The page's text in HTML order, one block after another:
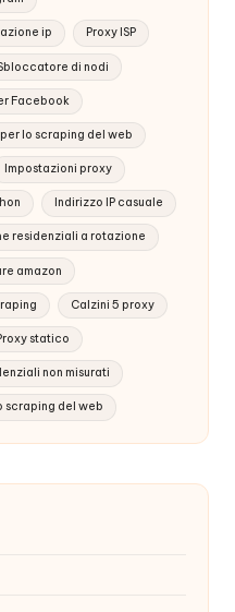
ip Proxy ISP
di nodi
Facebook
per lo scraping del web
Impostazioni proxy
Indirizzo IP casuale
residenziali a rotazione
amazon
Calzini 5 proxy
statico
non misurati
scraping del web